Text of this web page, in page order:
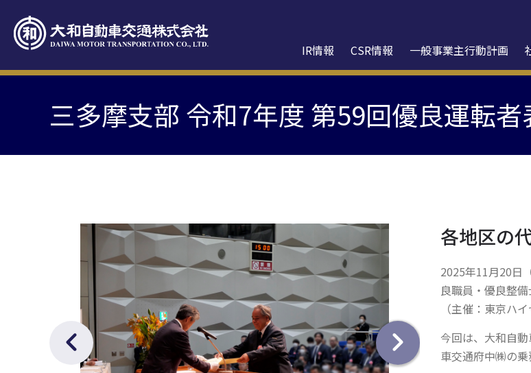
IR情報 CSR情報 一般事業主行動計画
三多摩支部 令和7年度 第59回優良運転
各地区の
2025年11月20日
良職員・優良整
（主催：東京ハ
今回は、大和自
車交通府中㈱の